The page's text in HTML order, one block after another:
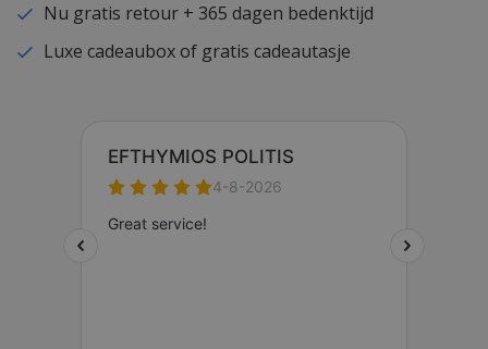
Nu gratis retour + 365 dagen bedenktijd
Luxe cadeaubox of gratis cadeautasje